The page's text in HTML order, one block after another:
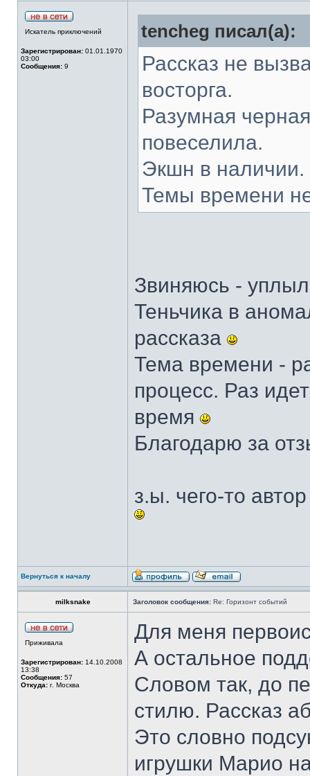
Искатель приключений
Зарегистрирован: 01.01.1970
03:00
Сообщения: 9
tencheg писал(а):
Рассказ не
восторга.
Разумная
повеселила.
Экшн в наличии.
Темы времени
Звиняюсь -
Теньчика в
рассказа
Тема времени -
процесс. Раз
время
Благодарю за
з.ы. чего-то
Вернуться к началу
milksnake Заголовок сообщения: Re: Горизонт событий
Приживала
Зарегистрирован: 14.10.2008
13:38
Сообщения: 57
Откуда: г. Москва
Для меня
А остальное
Словом так, до
стилю. Рассказ
Это словно
игрушки Марио